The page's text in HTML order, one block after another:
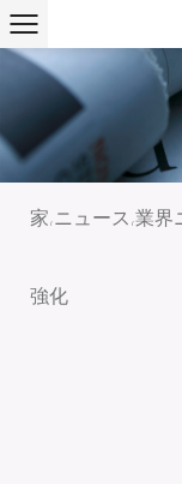
家 / ニュース / 業界
強化